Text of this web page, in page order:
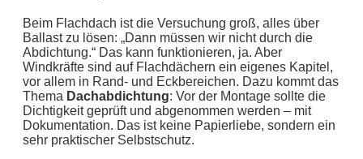
Beim Flachdach ist die Versuchung groß, alles über
Ballast zu lösen: „Dann müssen wir nicht durch die
Abdichtung.“ Das kann funktionieren, ja. Aber
Windkräfte sind auf Flachdächern ein eigenes Kapitel,
vor allem in Rand- und Eckbereichen. Dazu kommt das
Thema Dachabdichtung: Vor der Montage sollte die
Dichtigkeit geprüft und abgenommen werden – mit
Dokumentation. Das ist keine Papierliebe, sondern ein
sehr praktischer Selbstschutz.